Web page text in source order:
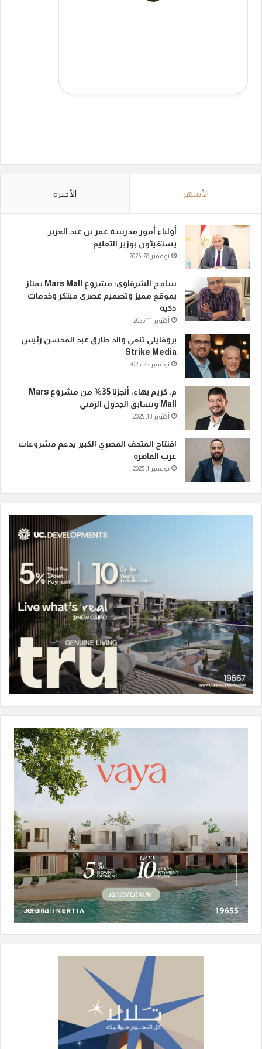
الأشهر الأخيرة
أولياء أمور مدرسة عمر بن عبد العزيز
يستغيثون بوزير التعليم
نوفمبر 28, 2025
سامح الشرقاوي: مشروع Mars Mall يمتاز
بموقع مميز وتصميم عصري مبتكر وخدمات
ذكية
أكتوبر 11, 2025
بروفايلي تنعي والد طارق عبد المحسن رئيس
Strike Media
نوفمبر 25, 2025
م. كريم بهاء: أنجزنا 35% من مشروع Mars
Mall ونسابق الجدول الزمني
أكتوبر 13, 2025
افتتاح المتحف المصري الكبير يدعم مشروعات
غرب القاهرة
نوفمبر 1, 2025